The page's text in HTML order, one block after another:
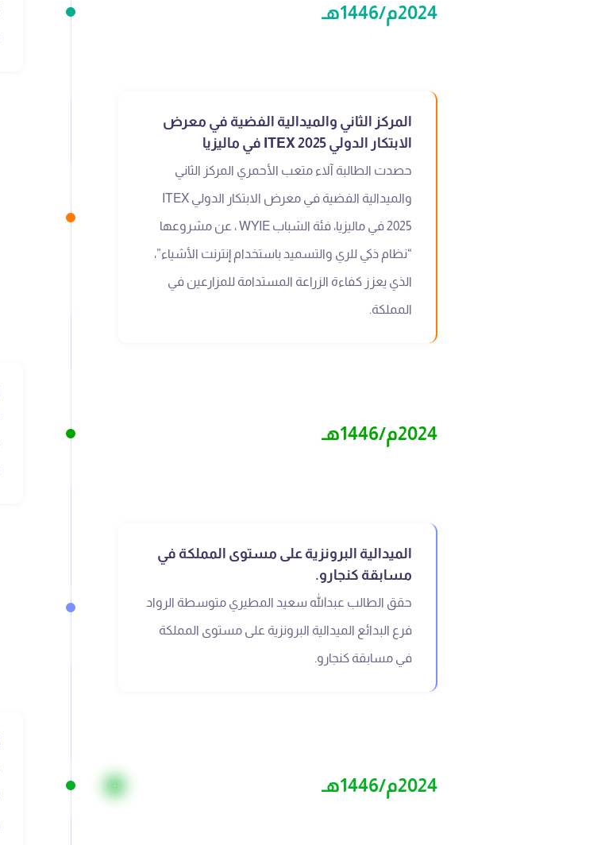
2024م/1446هـ
المركز الثاني والميدالية الفضية في معرض
الابتكار الدولي ITEX 2025 في ماليزيا
حصدت الطالبة آلاء متعب الأحمري المركز الثاني
والميدالية الفضية في معرض الابتكار الدولي ITEX
2025 في ماليزيا، فئة الشباب WYIE ، عن مشروعها
“نظام ذكي للري والتسميد باستخدام إنترنت الأشياء”،
الذي يعزز كفاءة الزراعة المستدامة للمزارعين في
المملكة.
2024م/1446هـ
الميدالية البرونزية على مستوى المملكة في
مسابقة كنجارو.
حقق الطالب عبدالله سعيد المطيري متوسطة الرواد
فرع البدائع الميدالية البرونزية على مستوى المملكة
في مسابقة كنجارو.
2024م/1446هـ